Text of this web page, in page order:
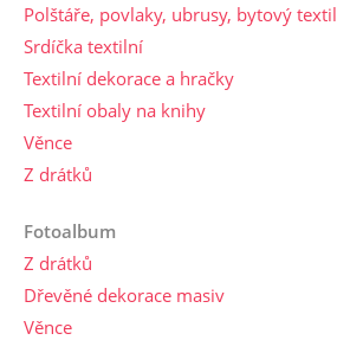
Polštáře, povlaky, ubrusy, bytový textil
Srdíčka textilní
Textilní dekorace a hračky
Textilní obaly na knihy
Věnce
Z drátků
Fotoalbum
Z drátků
Dřevěné dekorace masiv
Věnce